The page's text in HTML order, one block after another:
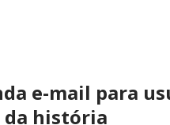
e-mail para
da história